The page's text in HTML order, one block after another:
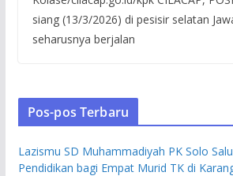
siang (13/3/2026) di pesisir selatan
seharusnya berjalan
Pos-pos Terbaru
Lazismu SD Muhammadiyah PK Solo
Pendidikan bagi Empat Murid TK di